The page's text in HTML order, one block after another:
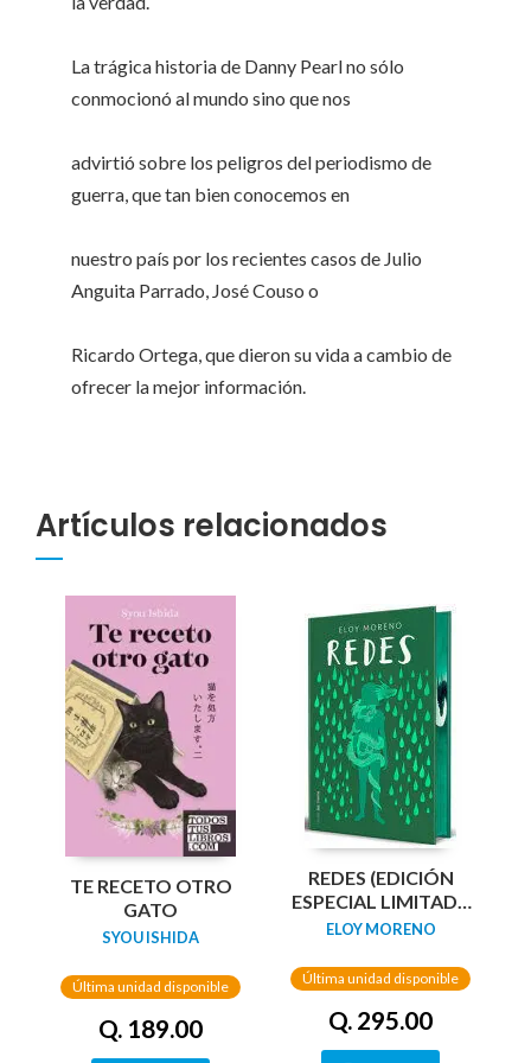
La trágica historia de Danny Pearl no sólo
conmocionó al mundo sino que nos
advirtió sobre los peligros del periodismo de
guerra, que tan bien conocemos en
nuestro país por los recientes casos de Julio
Anguita Parrado, José Couso o
Ricardo Ortega, que dieron su vida a cambio de
ofrecer la mejor información.
Artículos relacionados
TE RECETO OTRO
GATO
SYOU ISHIDA
Última unidad disponible
Q. 189.00
REDES (EDICIÓN
ESPECIAL LIMITADA
GUARDAS DRAGÓN)
ELOY MORENO
Última unidad disponible
Q. 295.00